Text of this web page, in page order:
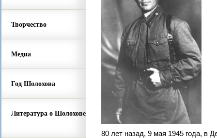
Творчество
Медиа
Год Шолохова
Литература о Шолохове
80 лет назад, 9 мая 1945 года, в